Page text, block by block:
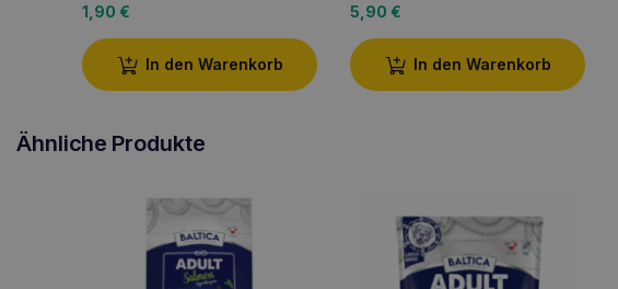
1,90 €
In den Warenkorb
5,90 €
In den Warenkorb
Ähnliche Produkte